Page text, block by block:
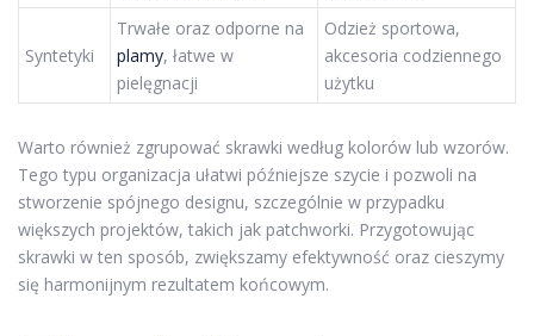
Syntetyki
Trwałe oraz odporne na
plamy, łatwe w
pielęgnacji
Odzież sportowa,
akcesoria codziennego
użytku
Warto również zgrupować skrawki według kolorów lub wzorów.
Tego typu organizacja ułatwi późniejsze szycie i pozwoli na
stworzenie spójnego designu, szczególnie w przypadku
większych projektów, takich jak patchworki. Przygotowując
skrawki w ten sposób, zwiększamy efektywność oraz cieszymy
się harmonijnym rezultatem końcowym.